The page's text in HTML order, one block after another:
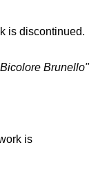
is discontinued.
Brunello"
is